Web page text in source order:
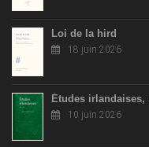
Loi de la hird
18 juin 2026
Études irlandaises,
10 juin 2026